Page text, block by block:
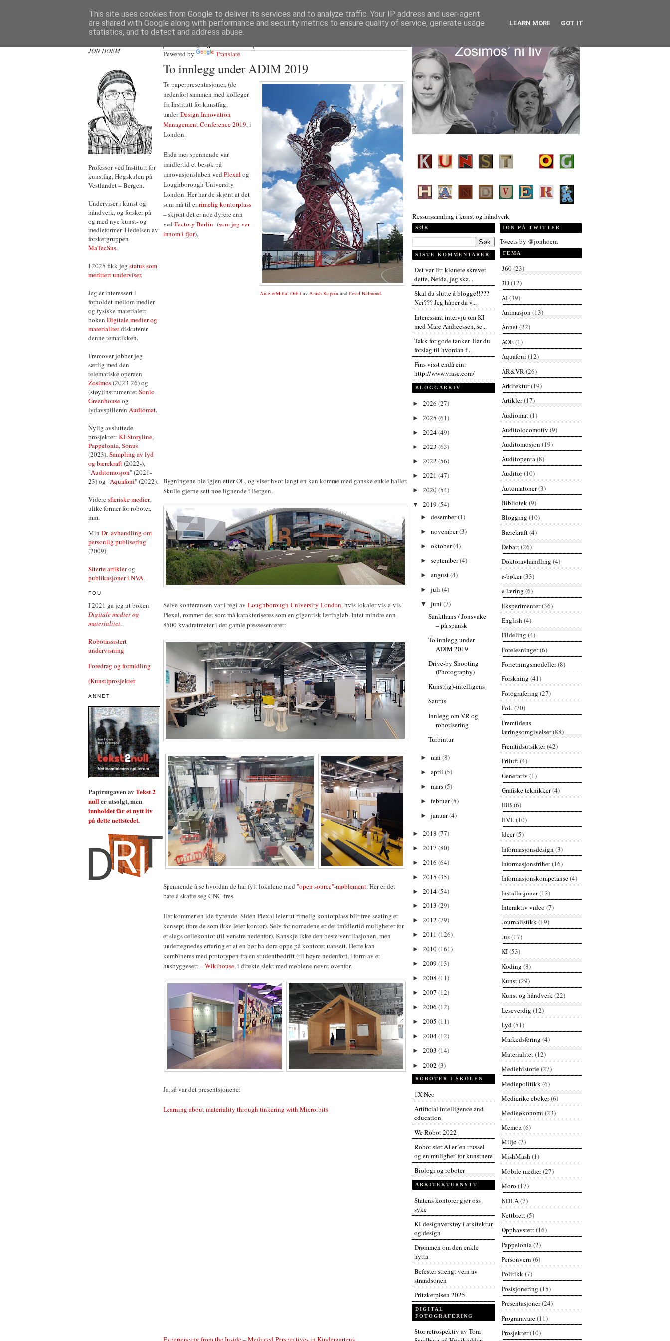
JON HOEM
Professor ved Institutt for
kunstfag, Høgskulen på
Vestlandet – Bergen.
Underviser i kunst og
håndverk, og forsker på
og med nye kunst- og
medieformer. I ledelsen av
forskergruppen
MaTecSus.
I 2025 fikk jeg status som
merittert underviser.
Jeg er interessert i
forholdet mellom medier
og fysiske materialer:
boken Digitale medier og
materialitetdiskuterer
denne tematikken.
Fremover jobber jeg
særlig med den
telematiske operaen
Zosimos(2023-26) og
(støy)instrumentetSonic
Greenhouseog
lydavspilleren Audiomat.
Nylig avsluttede
prosjekter: KI-Storyline,
Pappelonia,Sonus
(2023),Sampling av lyd
og bærekraft(2022-),
"Auditomosjon" (2021-
23) og "Aquafoni" (2022).
Videresfæriske medier,
ulike former for roboter,
mm.
Min Dr.-avhandling om
personlig publisering
(2009).
Siterte artiklerog
publikasjoner i NVA.
FOU
I 2021 ga jeg ut boken
Digitale medier og
materialitet.
Robotassistert
undervisning
Foredrag og formidling
(Kunst)prosjekter
ANNET
Papirutgaven av Tekst 2
nuller utsolgt, men
innholdet får et nytt liv
på dette nettstedet.
Powered by Translate
To innlegg under ADIM 2019
ArcelorMittal Orbit av Anish Kapoorand Cecil Balmond.
To paperpresentasjoner, (de
nedenfor) sammen med kolleger
fra Institutt for kunstfag,
underDesign Innovation
Management Conference 2019, i
London.
Enda mer spennende var
imidlertid et besøk på
innovasjonslaben ved Plexal og
Loughborough University
London. Her har de skjønt at det
som må til errimelig kontorplass
– skjønt det er noe dyrere enn
ved Factory Berlin (som jeg var
innom i fjor).
Bygningene ble igjen etter OL, og viser hvor langt en kan komme med ganske enkle haller.
Skulle gjerne sett noe lignende i Bergen.
Selve konferansen var i regi av Loughborough University London, hvis lokaler vis-a-vis
Plexal, rommer det som må karakteriseres som en gigantisk læringlab. Intet mindre enn
8500 kvadratmeter i det gamle pressesenteret:
Spennende å se hvordan de har fylt lokalene med "open source"-møblement. Her er det
bare å skaffe seg CNC-fres.
Her kommer en ide flytende. Siden Plexal leier ut rimelig kontorplass blir free seating et
konsept (fore de som ikke leier kontor). Selv for nomadene er det imidlertid muligheter for
et slags cellekontor (til venstre nedenfor). Kanskje ikke den beste ventilasjonen, men
undertegnedes erfaring er at en bør ha døra oppe på kontoret uansett. Dette kan
kombineres med prototypen fra en studentbedrift (til høyre nedenfor), i form av et
husbyggesett –Wikihouse, i direkte slekt med møblene nevnt ovenfor.
Ja, så var det presentsjonene:
Learning about materiality through tinkering with Micro:bits
Experiencing from the Inside – Mediated Perspectives in Kindergartens
Ressurssamling i kunst og håndverk
SØK
SISTE KOMMENTARER
Det var litt klønete skrevet
dette. Neida, jeg ska...
Skal du slutte å blogge!!???
Nei??? Jeg håper da v...
Interessant intervju om KI
med Marc Andreessen, se...
Takk for gode tanker. Har du
forslag til hvordan f...
Fins visst endå ein:
http://www.vrase.com/
BLOGGARKIV
► 2026 (27)
► 2025 (61)
► 2024(49)
► 2023 (63)
► 2022 (56)
► 2021 (47)
► 2020(54)
▼ 2019 (54)
► desember(1)
► november(3)
► oktober(4)
► september(4)
► august(4)
► juli (4)
▼ juni (7)
Sankthans / Jonsvake
– på spansk
To innlegg under
ADIM 2019
Drive-by Shooting
(Photography)
Kunst(ig)-intelligens
Saurus
Innlegg om VR og
robotisering
Turbintur
► mai (8)
► april (5)
► mars(5)
► februar(5)
► januar(4)
► 2018 (77)
► 2017 (80)
► 2016 (64)
► 2015 (35)
► 2014(54)
► 2013 (29)
► 2012 (79)
► 2011 (126)
► 2010(161)
► 2009 (13)
► 2008 (11)
► 2007 (12)
► 2006 (12)
► 2005 (11)
► 2004(12)
► 2003 (14)
► 2002 (3)
ROBOTER I SKOLEN
1X Neo
Artificial intelligence and
education
We Robot 2022
Robot sier AI er 'en trussel
og en mulighet' for kunstnere
Biologi og roboter
ARKITEKTURNYTT
Statens kontorer gjør oss
syke
KI-designverktøy i arkitektur
og design
Drømmen om den enkle
hytta
Befester strengt vern av
strandsonen
Pritzkerpisen 2025
DIGITAL
FOTOGRAFERING
Stor retrospektiv av Tom
JON PÅ TWITTER
Tweets by @jonhoem
TEMA
360(23)
3D(12)
AI(39)
Animasjon (13)
Annet(22)
AOE(1)
Aquafoni (12)
AR&VR (26)
Arkitektur(19)
Artikler(17)
Audiomat(1)
Auditolocomotiv (9)
Auditomosjon (19)
Auditopenta(8)
Auditor(10)
Automatoner(3)
Bibliotek(9)
Blogging (10)
Bærekraft(4)
Debatt(26)
Doktoravhandling (4)
e-bøker(33)
e-læring (6)
Eksperimenter(36)
English (4)
Fildeling (4)
Forelesninger(6)
Forretningsmodeller(8)
Forskning (41)
Fotografering (27)
FoU(70)
Fremtidens
læringsomgivelser(88)
Fremtidsutsikter(42)
Friluft(4)
Generativ (1)
Grafiske teknikker(4)
HiB (6)
HVL(10)
Ideer(5)
Informasjonsdesign (3)
Informasjonsfrihet(16)
Informasjonskompetanse(4)
Installasjoner(13)
Interaktiv video (7)
Journalistikk(19)
Jus(17)
KI(53)
Koding (8)
Kunst(29)
Kunst og håndverk(22)
Leseverdig (12)
Lyd(51)
Markedsføring (4)
Materialitet(12)
Mediehistorie(27)
Mediepolitikk (6)
Medierike ebøker(6)
Medieøkonomi (23)
Memoz(6)
Miljø (7)
MishMash (1)
Mobile medier(27)
Moro (17)
NDLA (7)
Nettbrett(5)
Opphavsrett(16)
Pappelonia(2)
Personvern (6)
Politikk(7)
Posisjonering (15)
Presentasjoner(24)
Programvare(11)
Prosjekter(10)
This site uses cookies from Google to deliver its services and to analyze traffic. Your IP address and user-agent
are shared with Google along with performance and security metrics to ensure quality of service, generate usage
statistics, and to detect and address abuse.
LEARN MORE GOT IT